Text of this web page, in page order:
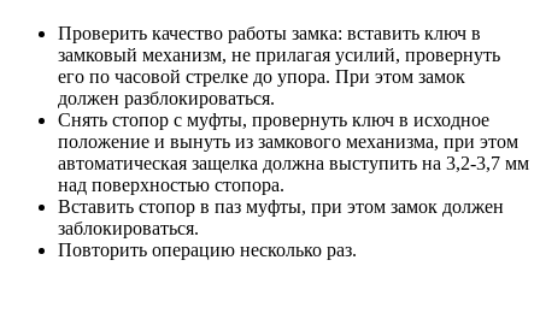
Проверить качество работы замка: вставить ключ в
замковый механизм, не прилагая усилий, провернуть
его по часовой стрелке до упора. При этом замок
должен разблокироваться.
Снять стопор с муфты, провернуть ключ в исходное
положение и вынуть из замкового механизма, при этом
автоматическая защелка должна выступить на 3,2-3,7 мм
над поверхностью стопора.
Вставить стопор в паз муфты, при этом замок должен
заблокироваться.
Повторить операцию несколько раз.